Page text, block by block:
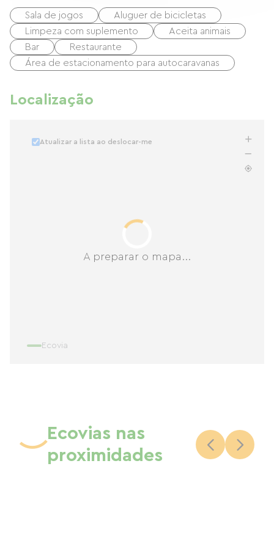
Sala de jogos
Aluguer de bicicletas
Limpeza com suplemento
Aceita animais
Bar
Restaurante
Área de estacionamento para autocaravanas
Localização
A preparar o mapa...
Atualizar a lista ao deslocar-me
Ecovia
Ecovias nas
proximidades